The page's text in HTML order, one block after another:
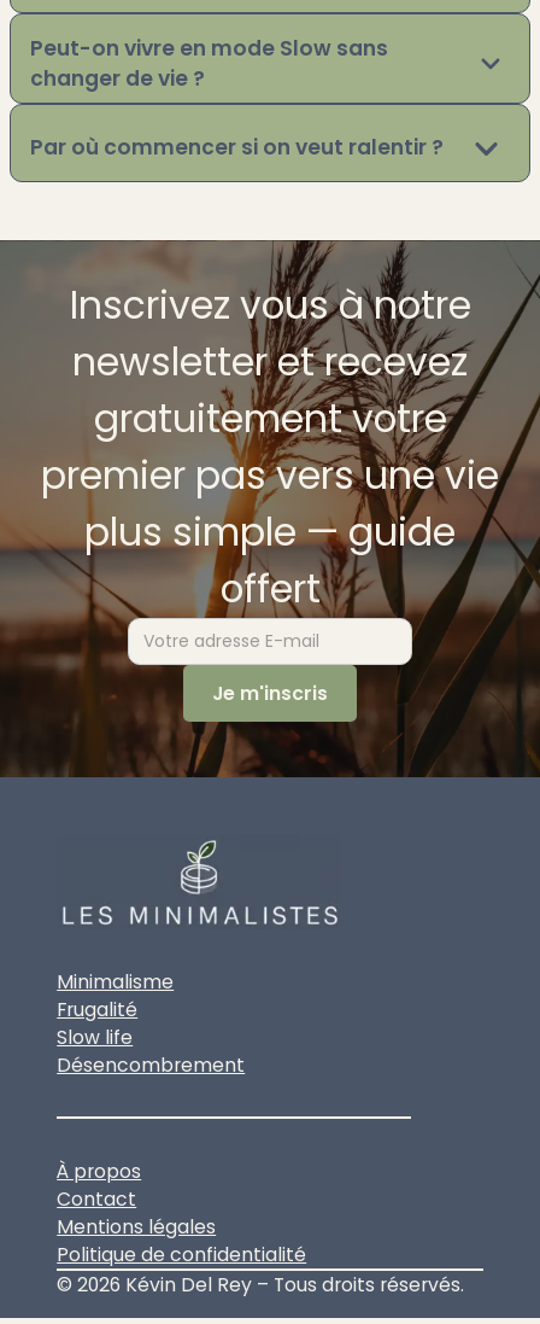
Peut-on vivre en mode Slow sans
changer de vie ?
Par où commencer si on veut ralentir ?
Inscrivez vous à notre
newsletter et recevez
gratuitement votre
premier pas vers une vie
plus simple — guide
offert
Minimalisme
Frugalité
Slow life
Désencombrement
À propos
Contact
Mentions légales
Politique de confidentialité
© 2026 Kévin Del Rey – Tous droits réservés.